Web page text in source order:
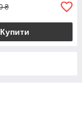
₴
Купити